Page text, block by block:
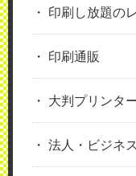
印刷し放題の
印刷通販
大判プリンタ
法人・ビジネ